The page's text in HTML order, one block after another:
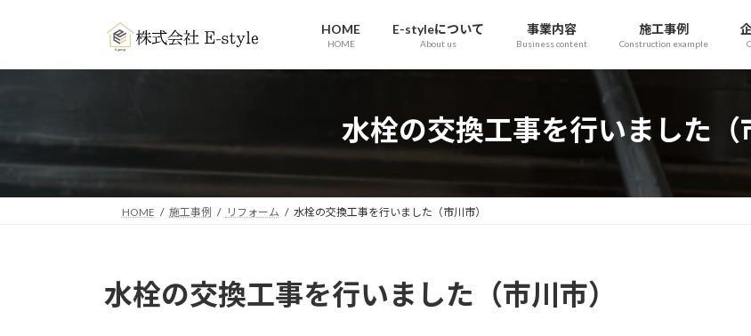
ン
ス
キ
ッ
プ
ー
ン
に
移
動
HOME
HOME
E-styleについて
About us
事業内容
Business content
施工事例
Construction example
水栓の交換工事を行いました（
HOME 施工事例 リフォーム 水栓の交換工事を行いました（市川市）
水栓の交換工事を行いました（市川市）